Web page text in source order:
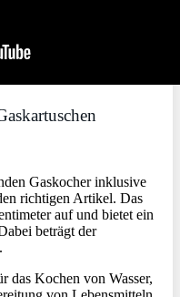
Gaskocher inklusive
richtigen Artikel. Das
auf und bietet ein
beträgt der
das Kochen von Wasser,